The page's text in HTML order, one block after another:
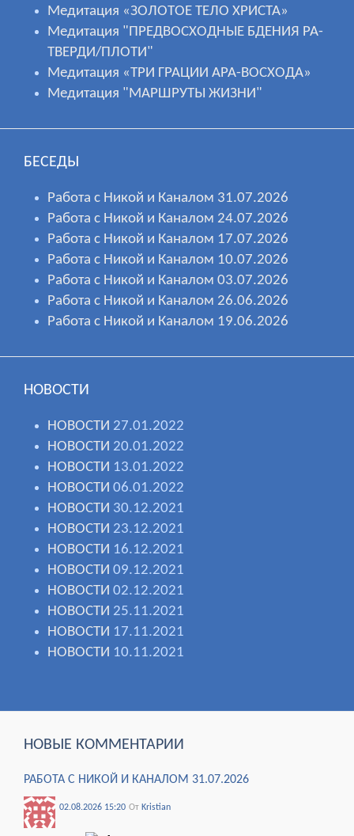
Медитация «ЗОЛОТОЕ ТЕЛО ХРИСТА»
Медитация "ПРЕДВОСХОДНЫЕ БДЕНИЯ РА-
ТВЕРДИ/ПЛОТИ"
Медитация «ТРИ ГРАЦИИ АРА-ВОСХОДА»
Медитация "МАРШРУТЫ ЖИЗНИ"
БЕСЕДЫ
Работа с Никой и Каналом 31.07.2026
Работа с Никой и Каналом 24.07.2026
Работа с Никой и Каналом 17.07.2026
Работа с Никой и Каналом 10.07.2026
Работа с Никой и Каналом 03.07.2026
Работа с Никой и Каналом 26.06.2026
Работа с Никой и Каналом 19.06.2026
НОВОСТИ
НОВОСТИ 27.01.2022
НОВОСТИ 20.01.2022
НОВОСТИ 13.01.2022
НОВОСТИ 06.01.2022
НОВОСТИ 30.12.2021
НОВОСТИ 23.12.2021
НОВОСТИ 16.12.2021
НОВОСТИ 09.12.2021
НОВОСТИ 02.12.2021
НОВОСТИ 25.11.2021
НОВОСТИ 17.11.2021
НОВОСТИ 10.11.2021
НОВЫЕ КОММЕНТАРИИ
РАБОТА С НИКОЙ И КАНАЛОМ 31.07.2026
02.08.2026 15:20 От Kristian